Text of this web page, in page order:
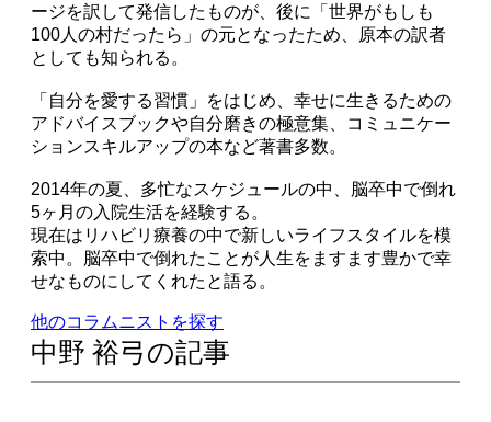
ージを訳して発信したものが、後に「世界がもしも
100人の村だったら」の元となったため、原本の訳者
としても知られる。
「自分を愛する習慣」をはじめ、幸せに生きるための
アドバイスブックや自分磨きの極意集、コミュニケー
ションスキルアップの本など著書多数。
2014年の夏、多忙なスケジュールの中、脳卒中で倒れ
5ヶ月の入院生活を経験する。
現在はリハビリ療養の中で新しいライフスタイルを模
索中。脳卒中で倒れたことが人生をますます豊かで幸
せなものにしてくれたと語る。
他のコラムニストを探す
中野 裕弓の記事